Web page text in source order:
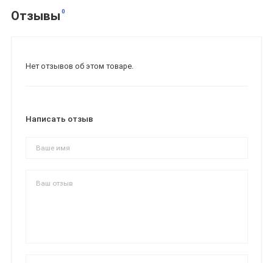
Отзывы 0
Нет отзывов об этом товаре.
Написать отзыв